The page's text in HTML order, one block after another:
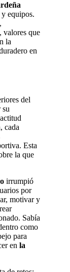
y equipos.
valores que
la
en
del
su
cada
Esta
la que
irrumpió
por
motivar y
Sabía
como
para
en la